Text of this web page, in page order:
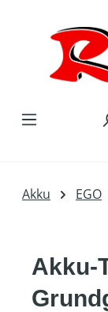
Akku EGO
Akku-